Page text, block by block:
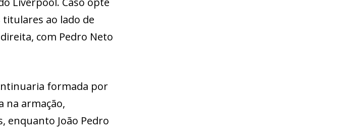
ao lado de
com Pedro Neto
formada por
na armação,
enquanto João Pedro